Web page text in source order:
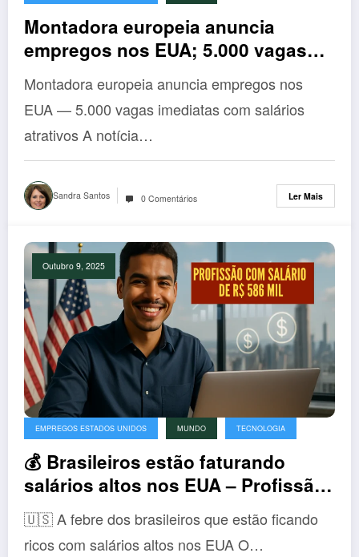
Montadora europeia anuncia
empregos nos EUA; 5.000 vagas
com salários altos e benefícios
históricos!
Montadora europeia anuncia empregos nos
EUA — 5.000 vagas imediatas com salários
atrativos A notícia…
Sandra Santos 0 Comentários Ler Mais
Outubro 9, 2025
EMPREGOS ESTADOS UNIDOS MUNDO TECNOLOGIA
💰 Brasileiros estão faturando
salários altos nos EUA – Profissão
faz brasileiros terem salários de R$
586 mil
🇺🇸 A febre dos brasileiros que estão ficando
ricos com salários altos nos EUA O…